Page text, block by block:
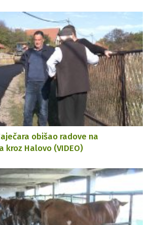
obišao radove na
Halovo (VIDEO)